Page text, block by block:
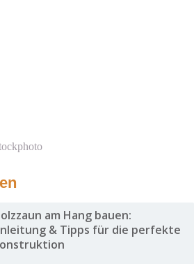
am Hang bauen:
& Tipps für die perfekte